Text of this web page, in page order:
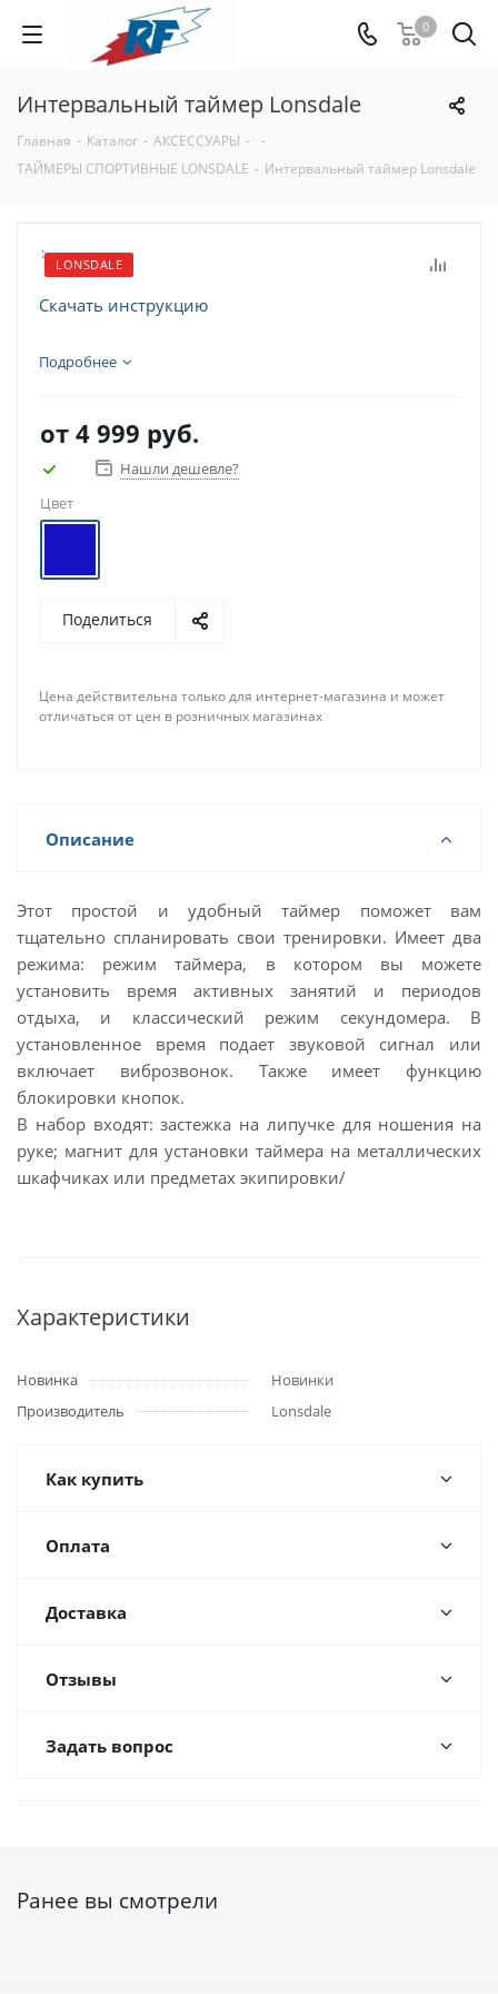
0
Интервальный таймер Lonsdale
Главная - Каталог - АКСЕССУАРЫ -
-
ТАЙМЕРЫ СПОРТИВНЫЕ LONSDALE - Интервальный таймер Lonsdale
LONSDALE
:
Скачать инструкцию
Подробнее
от 4 999 руб.
Нашли дешевле?
Цвет
Поделиться
Цена действительна только для интернет-магазина и может
отличаться от цен в розничных магазинах
Описание
Этот простой и удобный таймер поможет вам
тщательно спланировать свои тренировки. Имеет два
режима: режим таймера, в котором вы можете
установить время активных занятий и периодов
отдыха, и классический режим секундомера. В
установленное время подает звуковой сигнал или
включает виброзвонок. Также имеет функцию
блокировки кнопок.
В набор входят: застежка на липучке для ношения на
руке; магнит для установки таймера на металлических
шкафчиках или предметах экипировки/
Характеристики
Новинка
Новинки
Производитель
Lonsdale
Как купить
Оплата
Доставка
Отзывы
Задать вопрос
Ранее вы смотрели